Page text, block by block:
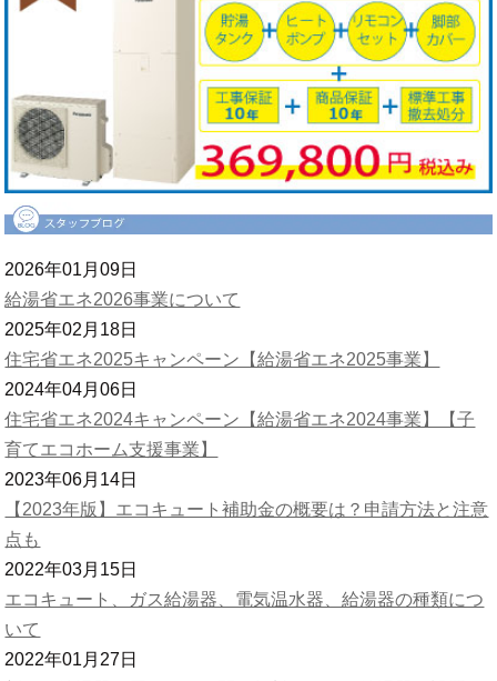
2026年01月09日
給湯省エネ2026事業について
2025年02月18日
住宅省エネ2025キャンペーン【給湯省エネ2025事業】
2024年04月06日
住宅省エネ2024キャンペーン【給湯省エネ2024事業】【子
育てエコホーム支援事業】
2023年06月14日
【2023年版】エコキュート補助金の概要は？申請方法と注意
点も
2022年03月15日
エコキュート、ガス給湯器、電気温水器、給湯器の種類につ
いて
2022年01月27日